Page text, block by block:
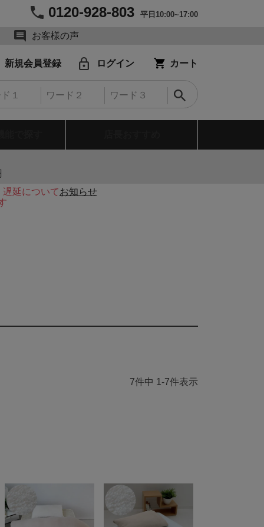
0120-928-803 平日10:00~17:00
お客様の声
新規会員登録 ログイン カート
延についてお知らせ
7件中 1 -7件表示